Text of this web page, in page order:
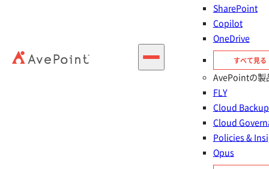
SharePoint
Copilot
OneDrive
すべて見る
AvePointの製
FLY
Cloud
Cloud
Policies &
Opus
Microsoft 365 に関するよくある課題と解決するソリューショ